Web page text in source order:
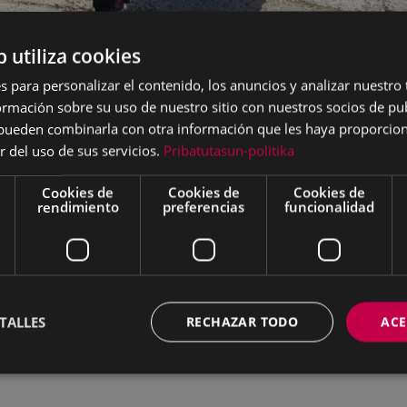
Carnaval y las comparsas eibarresas acudirán a los
el sábado, día 19 de febrero. La última salida fue
el día 19 de febrero a las 8:30 de la mañana desde la
el recorrido de los “koko-dantzak” por los caseríos
a las tres de la tarde. El recorrido será el siguiente:
Azaldegigainekoa, Nagiorbe,
Mandiolagainekoa, Mandiolazpikoa y Arlaban.
Kattalin y Manuela, Batista kojua, la Virgen, Martin
utiliza cookies
para personalizar el contenido, los anuncios y analizar nuestro
sobre su uso de nuestro sitio con nuestros socios de
combinarla con otra información que les haya
del uso de sus servicios. Pribatutasun-politika
Cookies de
rendimiento
Cookies de
preferencias
Cookies de
funcionalidad
RECHAZAR TODO